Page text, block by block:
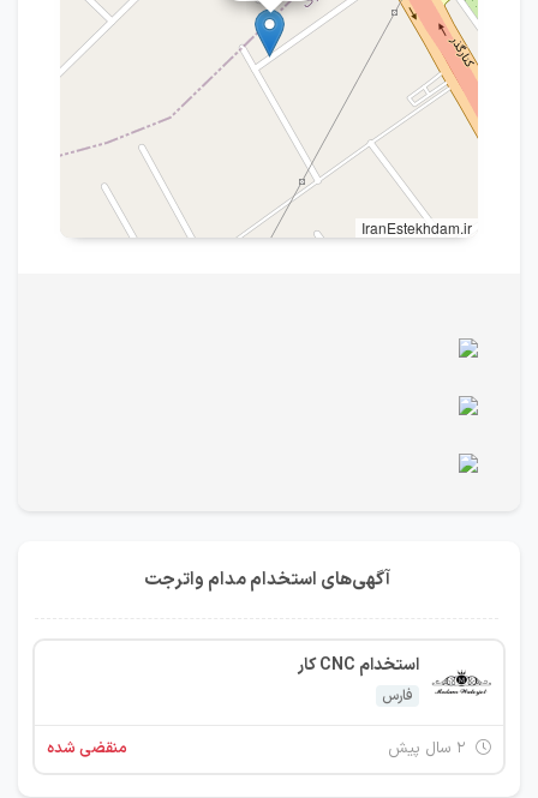
IranEstekhdam.ir
آگهی‌های استخدام مدام واترجت
استخدام CNC کار
فارس
منقضی شده